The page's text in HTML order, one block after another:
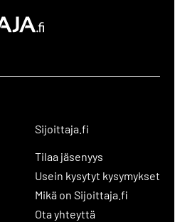
Sijoittaja.fi
Tilaa jäsenyys
Usein kysytyt kysymykset
Mikä on Sijoittaja.fi
Ota yhteyttä